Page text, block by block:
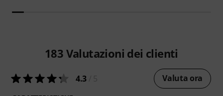
183 Valutazioni dei clienti
4.3 Valuta ora